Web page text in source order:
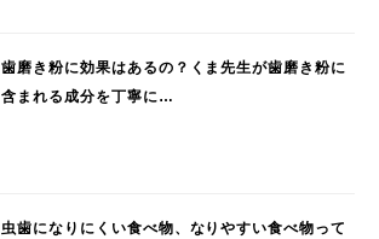
歯磨き粉に効果はあるの？くま先生が歯磨き粉に
含まれる成分を丁寧に…
虫歯になりにくい食べ物、なりやすい食べ物って